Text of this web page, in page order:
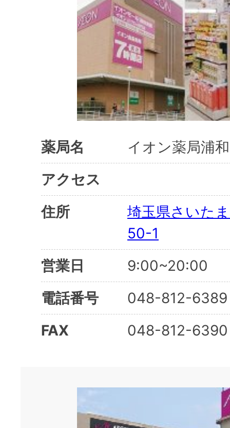
薬局名
イオン薬局浦
アクセス
住所
埼玉県さいた
50-1
営業日
9:00~20:00
電話番号
048-812-6389
FAX
048-812-6390